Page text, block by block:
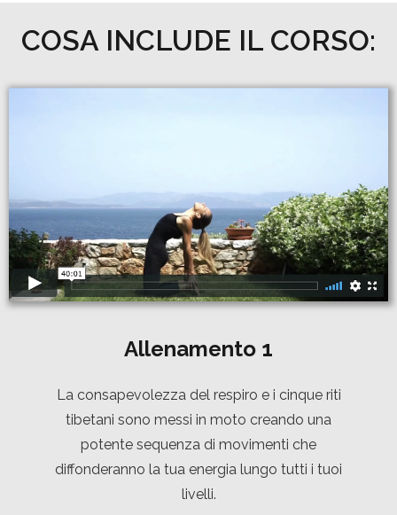
COSA INCLUDE IL CORSO:
Allenamento 1
La consapevolezza del respiro e i cinque riti
tibetani sono messi in moto creando una
potente sequenza di movimenti che
diffonderanno la tua energia lungo tutti i tuoi
livelli.